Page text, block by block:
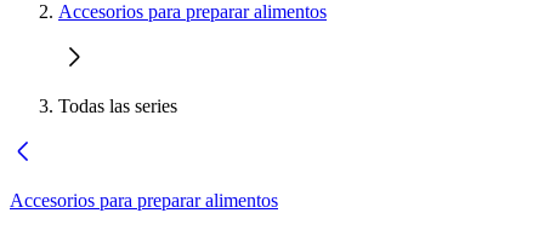
Accesorios para preparar alimentos
Todas las series
Accesorios para preparar alimentos